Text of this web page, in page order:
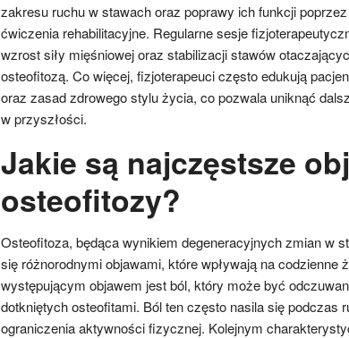
zakresu ruchu w stawach oraz poprawy ich funkcji
ćwiczenia rehabilitacyjne. Regularne sesje
wzrost siły mięśniowej oraz stabilizacji stawów
osteofitozą. Co więcej, fizjoterapeuci często edukują
oraz zasad zdrowego stylu życia, co pozwala uniknąć
w przyszłości.
Jakie są najczęstsze
osteofitozy?
Osteofitoza, będąca wynikiem degeneracyjnych zmian w
się różnorodnymi objawami, które wpływają na codzienne
występującym objawem jest ból, który może być
dotkniętych osteofitami. Ból ten często nasila się podczas
ograniczenia aktywności fizycznej. Kolejnym